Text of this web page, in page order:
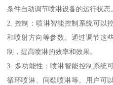
条件自动调节喷淋设备的运行状态
2. 控制：喷淋智能控制系统可以
和喷射方向等参数。通过调节这
制，提高喷淋的效率和效果。
3. 多功能性：喷淋智能控制系统
循环喷淋、间歇喷淋等。用户可